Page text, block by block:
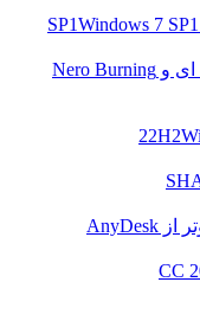
Windows
Nero Burning
AnyDesk